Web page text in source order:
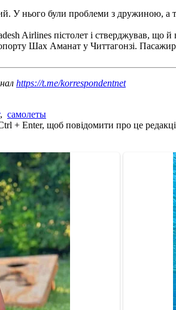
У нього були проблеми з дружиною, а
Airlines пістолет і стверджував, що
Шах Аманат у Читтагонзі.
https://t.me/korrespondentnet
, самолеты
+ Enter, щоб повідомити про це